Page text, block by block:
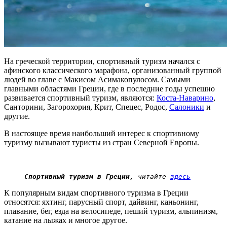
На греческой территории, спортивный туризм начался с
афинского классического марафона, организованный группой
людей во главе с Макисом Асимакопулосом. Самыми
главными областями Греции, где в последние годы успешно
развивается спортивный туризм, являются: Коста-Наварино,
Санторини, Загорохория, Крит, Спецес, Родос, Салоники и
другие.
В настоящее время наибольший интерес к спортивному
туризму вызывают туристы из стран Северной Европы.
Спортивный туризм в Греции, читайте здесь
К популярным видам спортивного туризма в Греции
относятся: яхтинг, парусный спорт, дайвинг, каньонинг,
плавание, бег, езда на велосипеде, пеший туризм, альпинизм,
катание на лыжах и многое другое.